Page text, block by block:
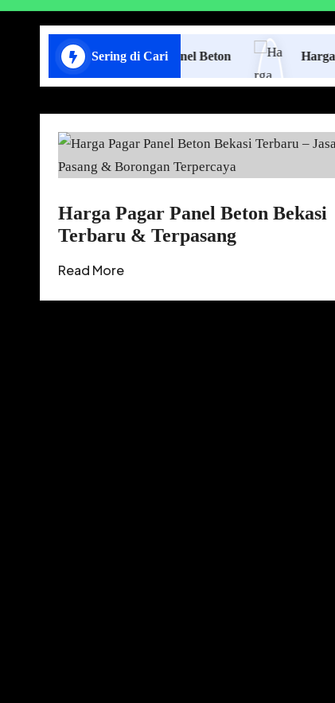
Sering di Cari
Jasa Pasang Pagar Panel Beton Harga Pagar
Harga Pagar Panel Beton Bekasi
Terbaru & Terpasang
Read More